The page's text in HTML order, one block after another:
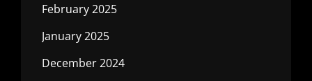
February 2025
January 2025
December 2024